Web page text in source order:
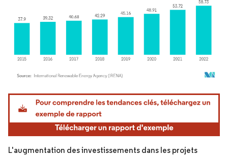
Image © Mordor Intelligence. La réutilisation nécessite une attribution sous CC BY
L'augmentation des investissements dans les projets